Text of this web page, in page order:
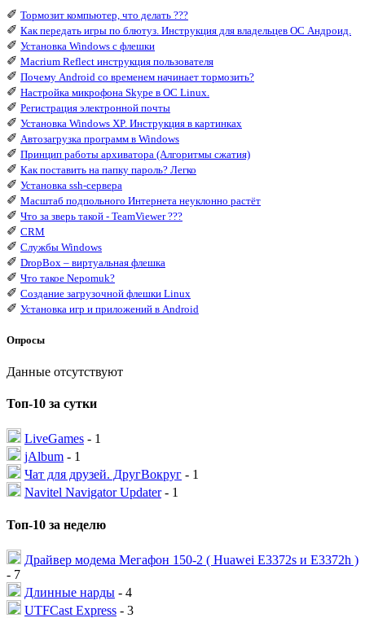
✐ Тормозит компьютер, что делать ???
✐ Как передать игры по блютуз. Инструкция для владельцев ОС Андроид.
✐ Установка Windows с флешки
✐ Macrium Reflect инструкция пользователя
✐ Почему Android со временем начинает тормозить?
✐ Настройка микрофона Skype в ОС Linux.
✐ Регистрация электронной почты
✐ Установка Windows XP. Инструкция в картинках
✐ Автозагрузка программ в Windows
✐ Принцип работы архиватора (Алгоритмы сжатия)
✐ Как поставить на папку пароль? Легко
✐ Установка ssh-сервера
✐ Масштаб подпольного Интернета неуклонно растёт
✐ Что за зверь такой - TeamViewer ???
✐ CRM
✐ Службы Windows
✐ DropBox – виртуальная флешка
✐ Что такое Nepomuk?
✐ Создание загрузочной флешки Linux
✐ Установка игр и приложений в Android
Опросы
Данные отсутствуют
Топ-10 за сутки
LiveGames - 1
jAlbum - 1
Чат для друзей. ДругВокруг - 1
Navitel Navigator Updater- 1
Топ-10 за неделю
Драйвер модема Мегафон 150-2 ( Huawei E3372s и E3372h )
- 7
Длинные нарды - 4
UTFCast Express - 3